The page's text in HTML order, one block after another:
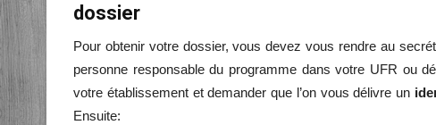
dossier
Pour obtenir votre dossier, vous devez vous rendre au
personne responsable du programme dans votre UFR ou
votre établissement et demander que l’on vous délivre un
Ensuite: